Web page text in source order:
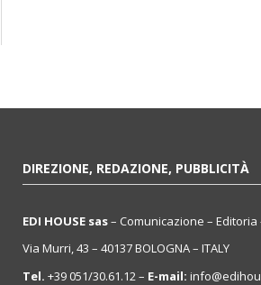
DIREZIONE, REDAZIONE, PUBBLICITÀ
EDI HOUSE sas– Comunicazione – Editoria
Via Murri, 43 – 40137 BOLOGNA – ITALY
Tel. +39 051/30.61.12 – E-mail: